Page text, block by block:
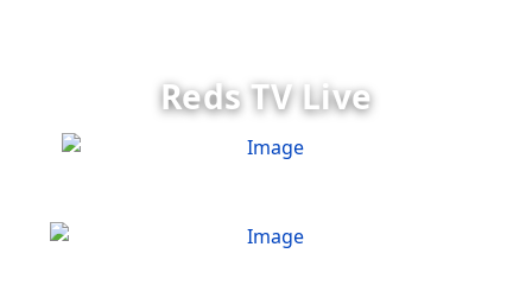
Reds TV Live